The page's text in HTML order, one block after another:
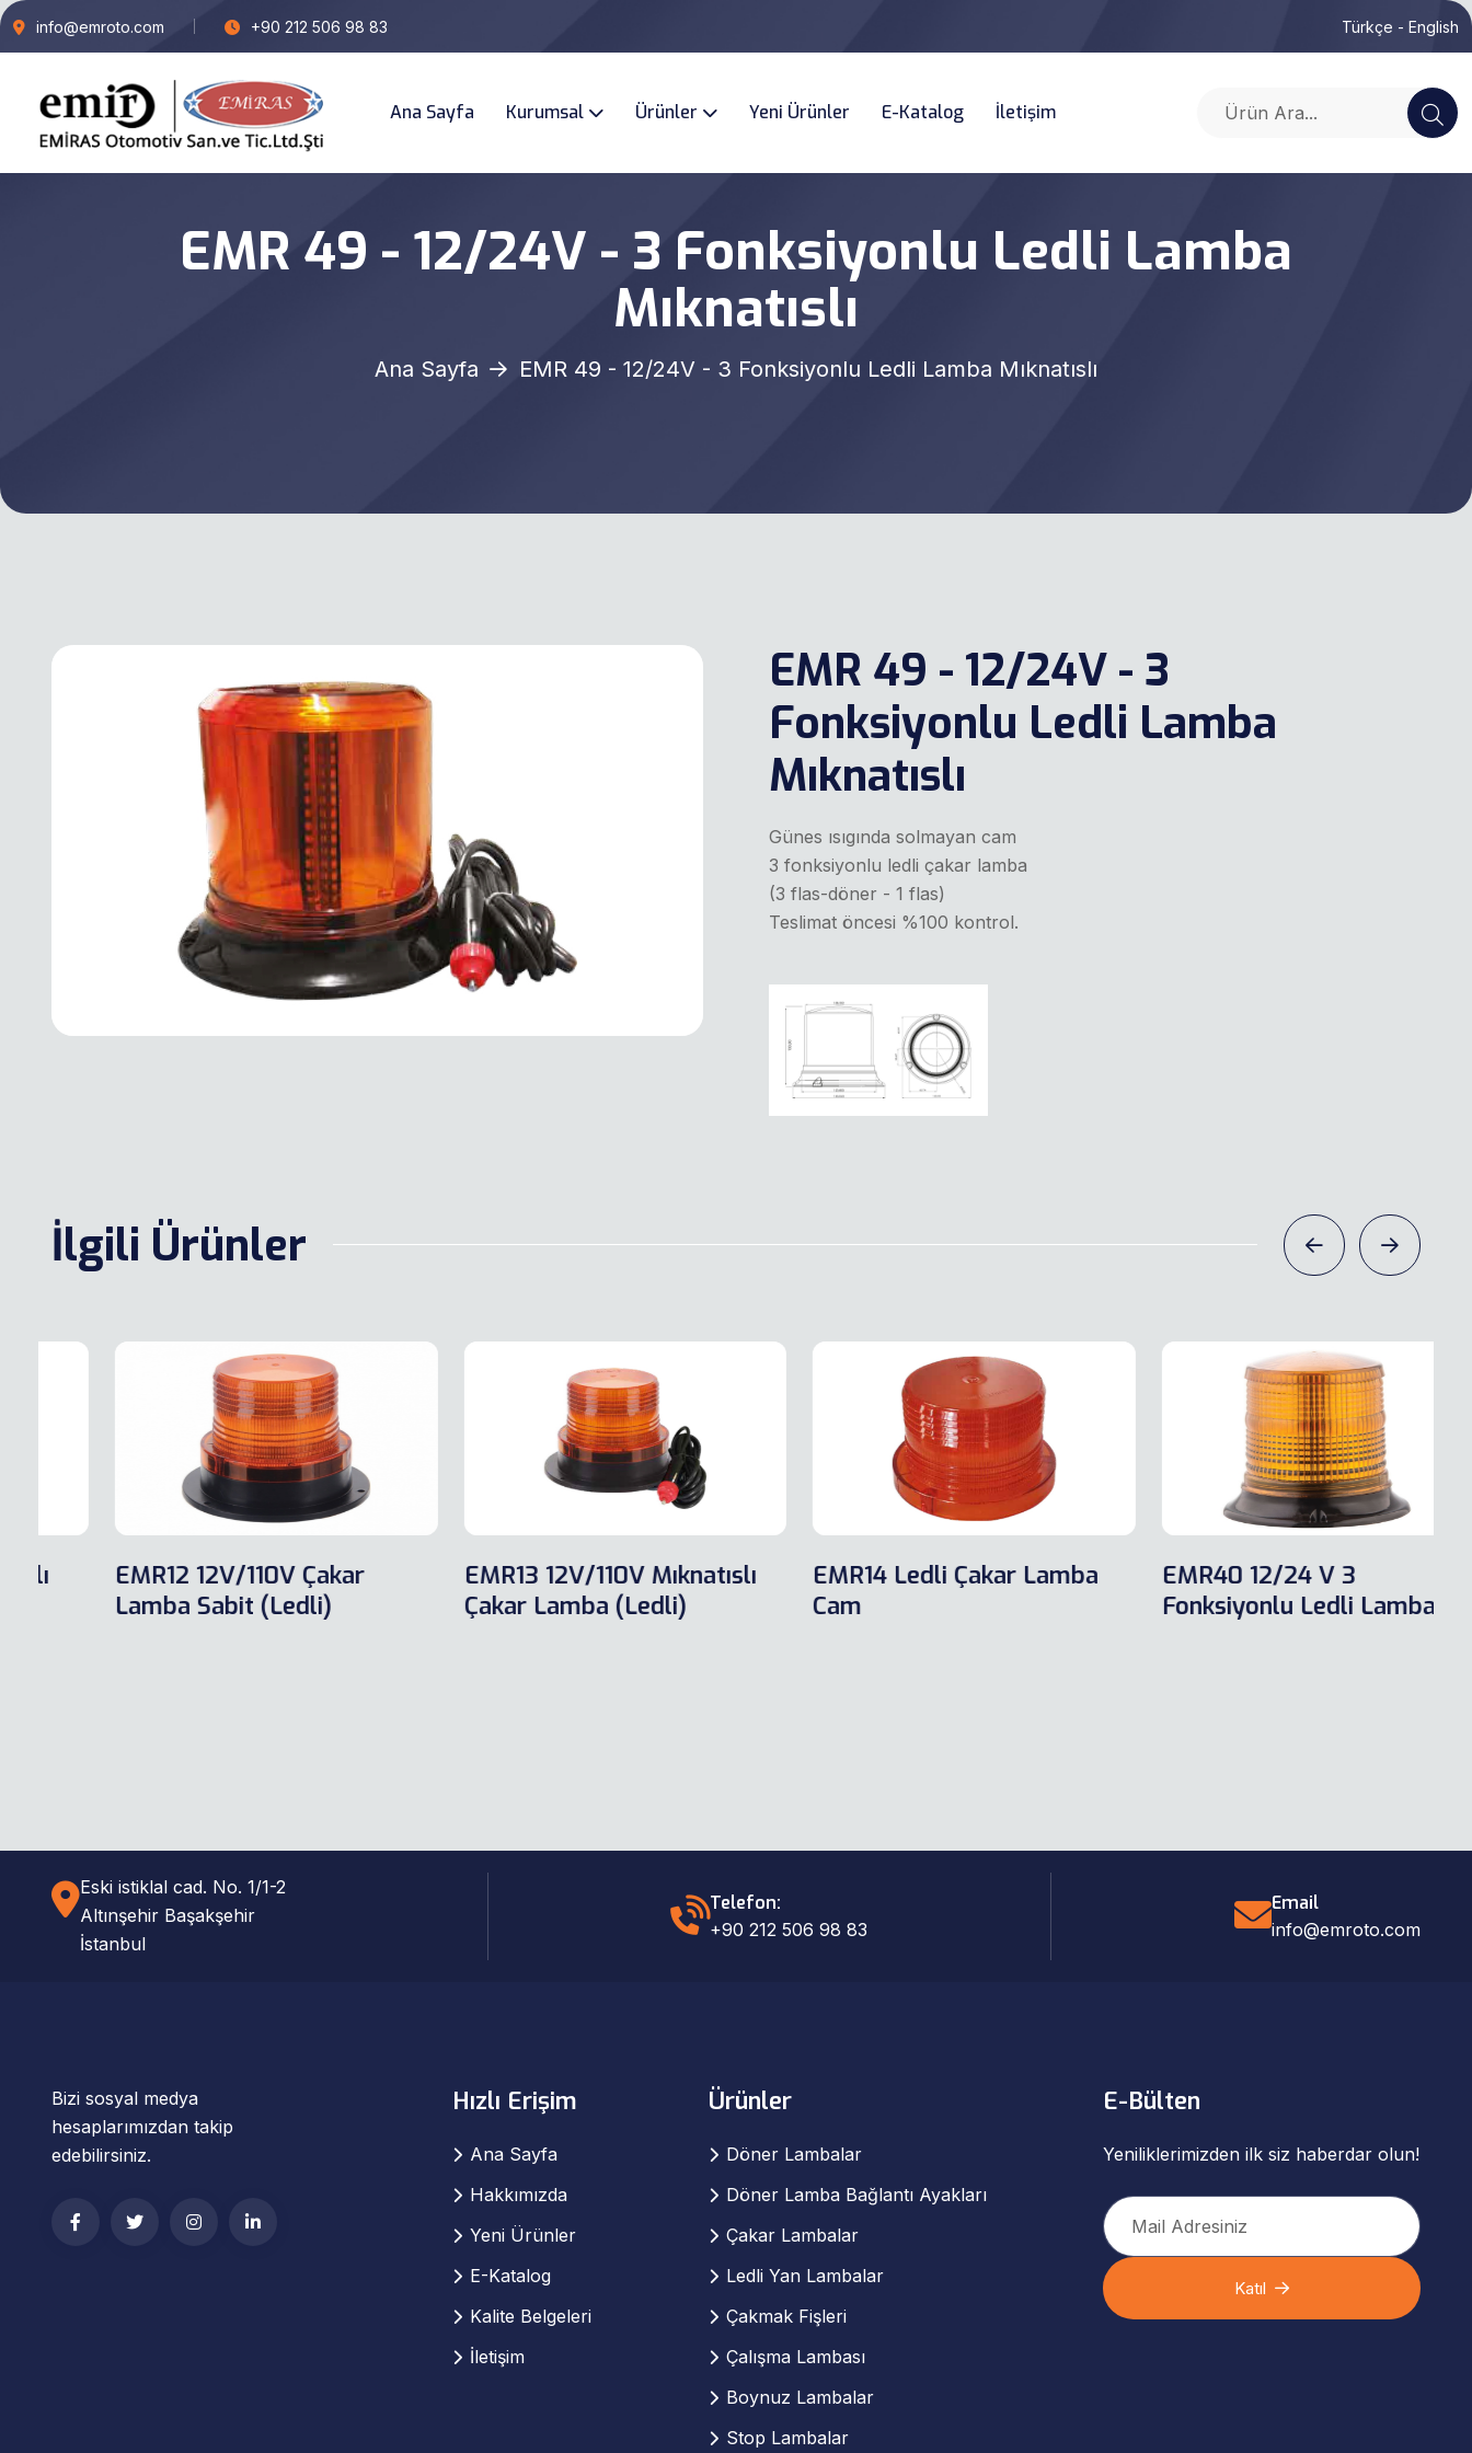
info@emroto.com +90 212 506 98 83 Türkçe - English
Ana Sayfa Kurumsal Ürünler Yeni Ürünler E-Katalog İletişim
EMR 49 - 12/24V - 3 Fonksiyonlu Ledli Lamba
Mıknatıslı
Ana Sayfa EMR 49 - 12/24V - 3 Fonksiyonlu Ledli Lamba Mıknatıslı
EMR 49 - 12/24V - 3
Fonksiyonlu Ledli Lamba
Mıknatıslı
Günes ısıgında solmayan cam
3 fonksiyonlu ledli çakar lamba
(3 flas-döner - 1 flas)
Teslimat öncesi %100 kontrol.
İlgili Ürünler
EMR12 12V/110V Çakar
Lamba Sabit (Ledli)
EMR13 12V/110V Mıknatıslı
Çakar Lamba (Ledli)
EMR14 Ledli Çakar Lamba
EMR40 12/24 V 3
Fonksiyonlu Ledli Lamba
Eski istiklal cad. No. 1/1-2
Altınşehir Başakşehir
İstanbul
Telefon:
+90 212 506 98 83
Email
info@emroto.com
Bizi sosyal medya
hesaplarımızdan takip
edebilirsiniz.
Hızlı Erişim
Ana Sayfa
Hakkımızda
Yeni Ürünler
E-Katalog
Kalite Belgeleri
İletişim
Ürünler
Döner Lambalar
Döner Lamba Bağlantı Ayakları
Çakar Lambalar
Ledli Yan Lambalar
Çakmak Fişleri
Çalışma Lambası
Boynuz Lambalar
Stop Lambalar
E-Bülten
Yeniliklerimizden ilk siz haberdar olun!
Katıl